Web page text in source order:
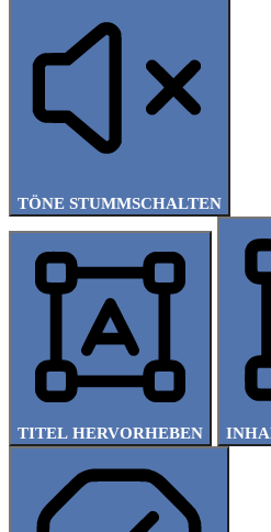
TÖNE STUMMSCHALTEN
TITEL HERVORHEBEN